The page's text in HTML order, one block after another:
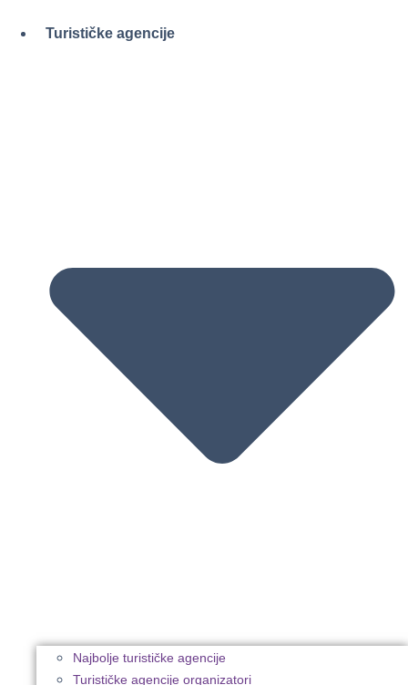
Turističke agencije
Najbolje turističke agencije
Turističke agencije organizatori